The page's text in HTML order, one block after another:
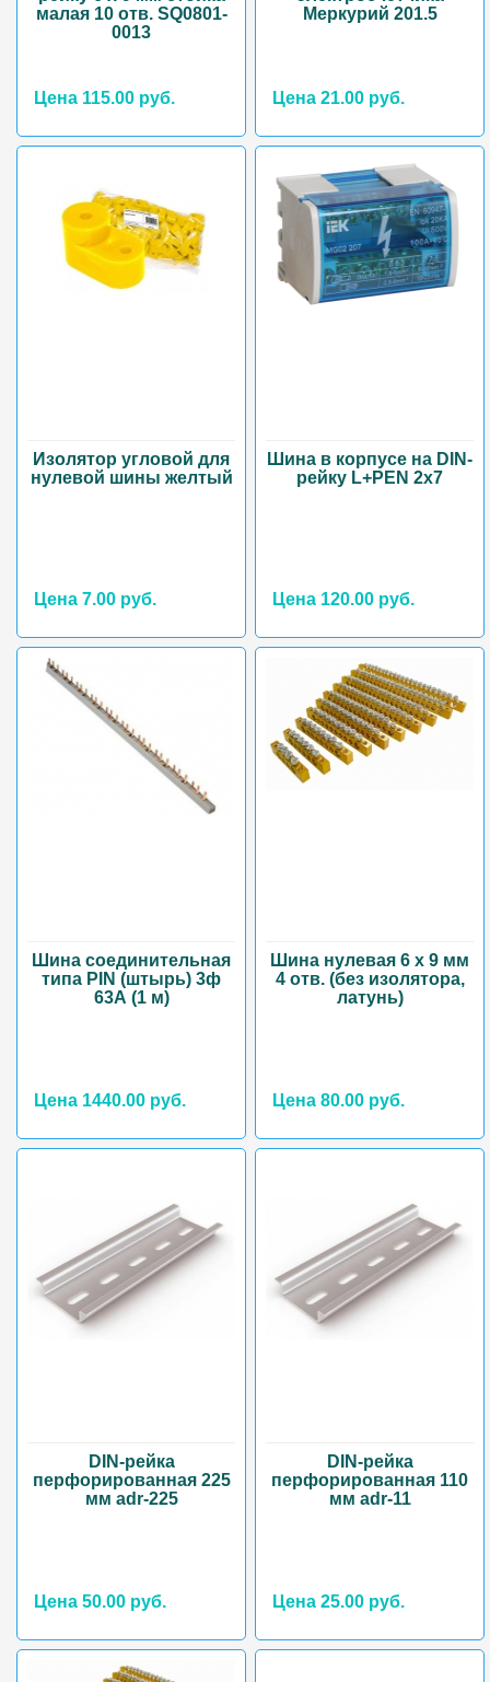
малая 10 отв. SQ0801-
0013
Цена 115.00 руб.
Меркурий 201.5
Цена 21.00 руб.
Изолятор угловой для
нулевой шины желтый
Цена 7.00 руб.
Шина в корпусе на DIN-
рейку L+PEN 2х7
Цена 120.00 руб.
Шина соединительная
типа PIN (штырь) 3ф
63А (1 м)
Цена 1440.00 руб.
Шина нулевая 6 х 9 мм
4 отв. (без изолятора,
латунь)
Цена 80.00 руб.
DIN-рейка
перфорированная 225
мм adr-225
Цена 50.00 руб.
DIN-рейка
перфорированная 110
мм adr-11
Цена 25.00 руб.